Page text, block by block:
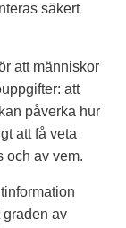
säkert
att människor
att
påverka hur
att få veta
och av vem.
graden av